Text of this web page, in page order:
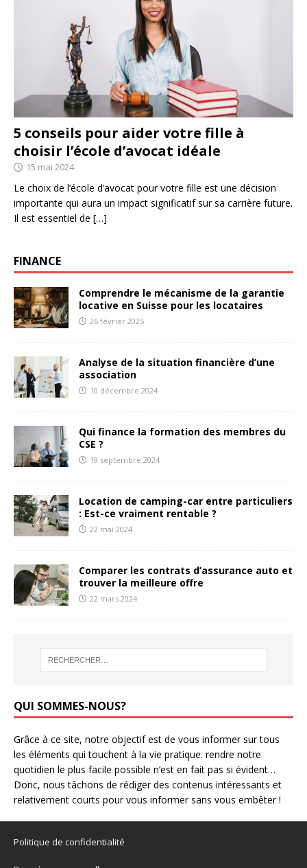
5 conseils pour aider votre fille à
choisir l’école d’avocat idéale
15 mai 2024
Le choix de l’école d’avocat pour votre fille est une décision
importante qui aura un impact significatif sur sa carrière future.
Il est essentiel de […]
FINANCE
Comprendre le mécanisme de la garantie
locative en Suisse pour les locataires
26 février 2025
Analyse de la situation financière d’une
association
10 décembre 2024
Qui finance la formation des membres du
CSE ?
19 septembre 2024
Location de camping-car entre particuliers
: Est-ce vraiment rentable ?
22 mai 2024
Comparer les contrats d’assurance auto et
trouver la meilleure offre
22 mars 2024
QUI SOMMES-NOUS?
Grâce à ce site, notre objectif est de vous informer sur tous
les éléments qui touchent à la vie pratique. rendre notre
quotidien le plus facile possible n’est en fait pas si évident…
Donc, nous tâchons de rédiger des contenus intéressants et
relativement courts pour vous informer sans vous embêter !
Politique de confidentialité